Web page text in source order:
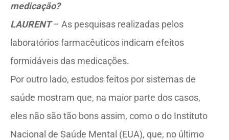
medicação?
LAURENT– As pesquisas realizadas pelos
laboratórios farmacêuticos indicam efeitos
formidáveis das medicações.
Por outro lado, estudos feitos por sistemas de
saúde mostram que, na maior parte dos casos,
eles não são tão bons assim, como o do Instituto
Nacional de Saúde Mental (EUA), que, no último